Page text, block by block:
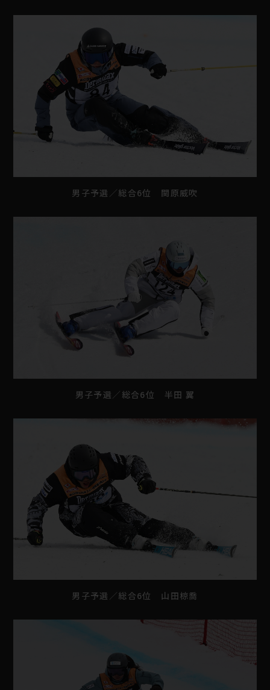
男子予選／総合6位 関原威吹
男子予選／総合6位 半田 翼
男子予選／総合6位 山田椋喬